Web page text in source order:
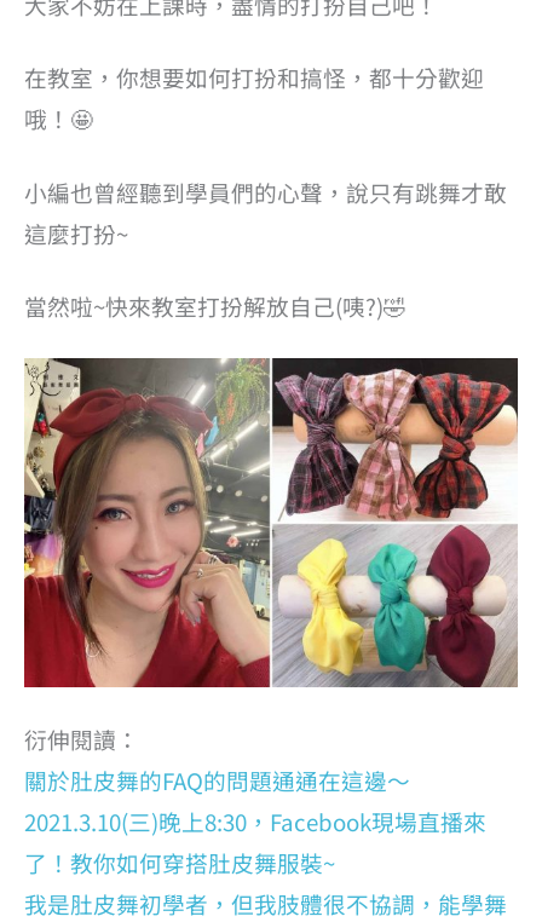
在教室，你想要如何打扮和搞怪，都十分歡迎
哦！🤩
小編也曾經聽到學員們的心聲，說只有跳舞才敢
這麼打扮~
當然啦~快來教室打扮解放自己(咦?)🤣
衍伸閱讀：
關於肚皮舞的FAQ的問題通通在這邊～
2021.3.10(三)晚上8:30，Facebook現場直播來
了！教你如何穿搭肚皮舞服裝~
我是肚皮舞初學者，但我肢體很不協調，能學舞